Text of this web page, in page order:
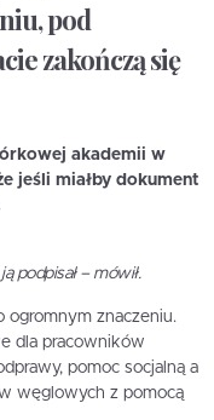
pod
zakończą się
akademii w
jeśli miałby dokument
podpisał – mówił.
ogromnym znaczeniu.
dla pracowników
pomoc socjalną a
węglowych z pomocą